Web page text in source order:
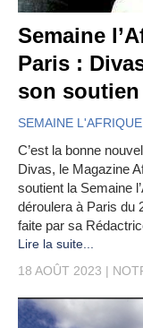
Semaine
Paris :
son
SEMAINE
C’est la bonne
Divas, le Magazine
soutient la Semaine
déroulera à Paris du
faite par sa
Lire la suite...
18 AOÛT 2023